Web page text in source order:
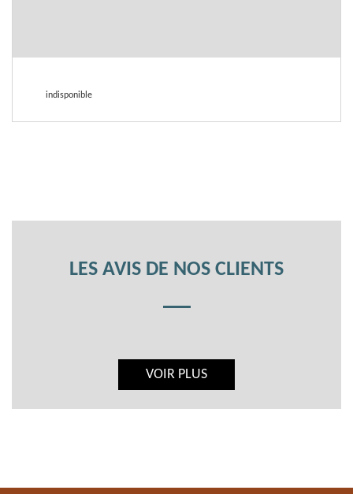
indisponible
LES AVIS DE NOS CLIENTS
VOIR PLUS